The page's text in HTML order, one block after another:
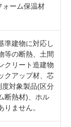
ォーム保温材
準建物に対応し
等の断熱、土間
クリート造建物
クアップ材、芯
対象製品(区分
断熱材)、ホル
ません。